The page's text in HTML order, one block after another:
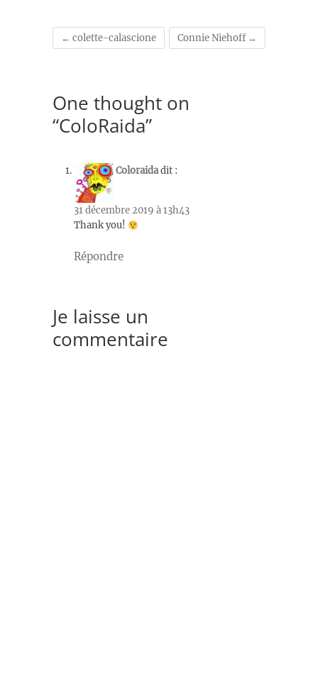
← colette-calascione Connie Niehoff →
One thought on
“ColoRaida”
Coloraidadit :
31 décembre 2019 à 13h43
Thank you!
Répondre
Je laisse un
commentaire